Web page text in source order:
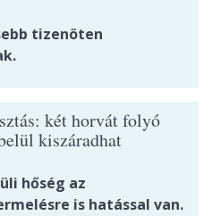
tizenöten
két horvát folyó
kiszáradhat
hőség az
is hatással van.